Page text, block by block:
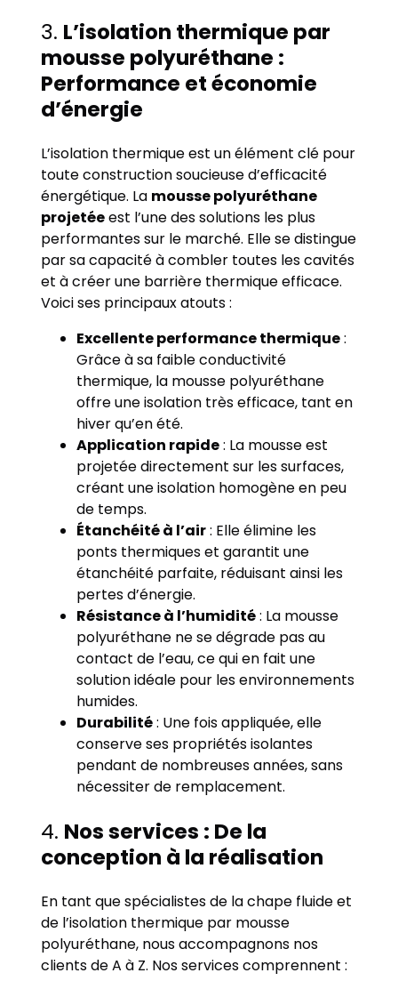
3. L’isolation thermique par
mousse polyuréthane :
Performance et économie
d’énergie
L’isolation thermique est un élément clé pour
toute construction soucieuse d’efficacité
énergétique. La mousse polyuréthane
projetéeest l’une des solutions les plus
performantes sur le marché. Elle se distingue
par sa capacité à combler toutes les cavités
et à créer une barrière thermique efficace.
Voici ses principaux atouts :
Excellente performance thermique:
Grâce à sa faible conductivité
thermique, la mousse polyuréthane
offre une isolation très efficace, tant en
hiver qu’en été.
Application rapide: La mousse est
projetée directement sur les surfaces,
créant une isolation homogène en peu
de temps.
Étanchéité à l’air: Elle élimine les
ponts thermiques et garantit une
étanchéité parfaite, réduisant ainsi les
pertes d’énergie.
Résistance à l’humidité: La mousse
polyuréthane ne se dégrade pas au
contact de l’eau, ce qui en fait une
solution idéale pour les environnements
humides.
Durabilité: Une fois appliquée, elle
conserve ses propriétés isolantes
pendant de nombreuses années, sans
nécessiter de remplacement.
4. Nos services : De la
conception à la réalisation
En tant que spécialistes de la chape fluide et
de l’isolation thermique par mousse
polyuréthane, nous accompagnons nos
clients de A à Z. Nos services comprennent :